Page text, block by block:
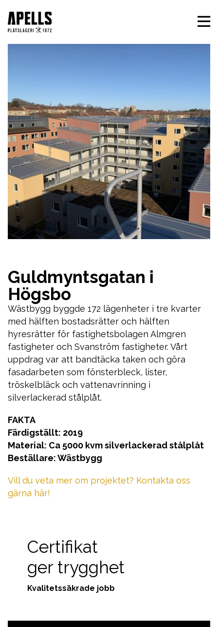
Guldmyntsgatan i
Högsbo
Wästbygg byggde 172 lägenheter i tre kvarter
med hälften bostadsrätter och hälften
hyresrätter för fastighetsbolagen Almgren
fastigheter och Svanström fastigheter. Vårt
uppdrag var att bandtäcka taken och göra
fasadarbeten som fönsterbleck, lister,
tröskelbläck och vattenavrinning i
silverlackerad stålplåt.
FAKTA
Färdigställt: 2019
Material: Ca 5000 kvm silverlackerad stålplåt
Beställare: Wästbygg
Vill du veta mer om projektet? Kontakta oss
gärna här!
Certifikat
ger trygghet
Kvalitetssäkrade jobb